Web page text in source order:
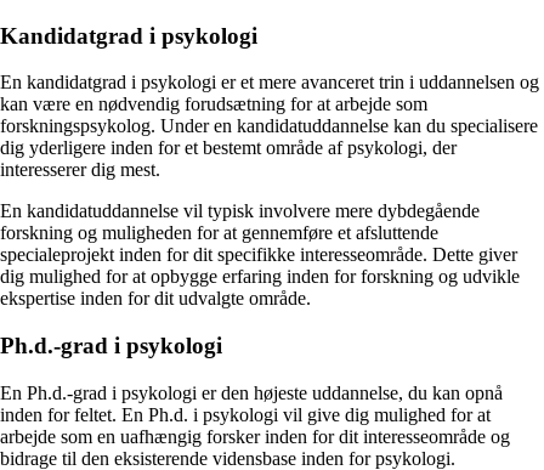
Kandidatgrad i psykologi
En kandidatgrad i psykologi er et mere avanceret trin i uddannelsen og
kan være en nødvendig forudsætning for at arbejde som
forskningspsykolog. Under en kandidatuddannelse kan du specialisere
dig yderligere inden for et bestemt område af psykologi, der
interesserer dig mest.
En kandidatuddannelse vil typisk involvere mere dybdegående
forskning og muligheden for at gennemføre et afsluttende
specialeprojekt inden for dit specifikke interesseområde. Dette giver
dig mulighed for at opbygge erfaring inden for forskning og udvikle
ekspertise inden for dit udvalgte område.
Ph.d.-grad i psykologi
En Ph.d.-grad i psykologi er den højeste uddannelse, du kan opnå
inden for feltet. En Ph.d. i psykologi vil give dig mulighed for at
arbejde som en uafhængig forsker inden for dit interesseområde og
bidrage til den eksisterende vidensbase inden for psykologi.